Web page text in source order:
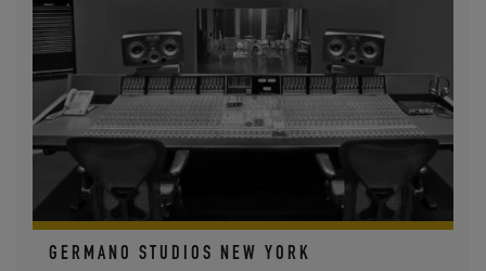
GERMANO STUDIOS NEW YORK